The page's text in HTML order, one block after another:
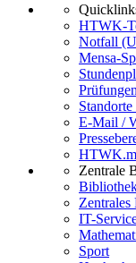
HTWK-
Notfall
Mensa-
Prüfungen
E-Mail /
Zentrale
Zentrales
IT-
Sport